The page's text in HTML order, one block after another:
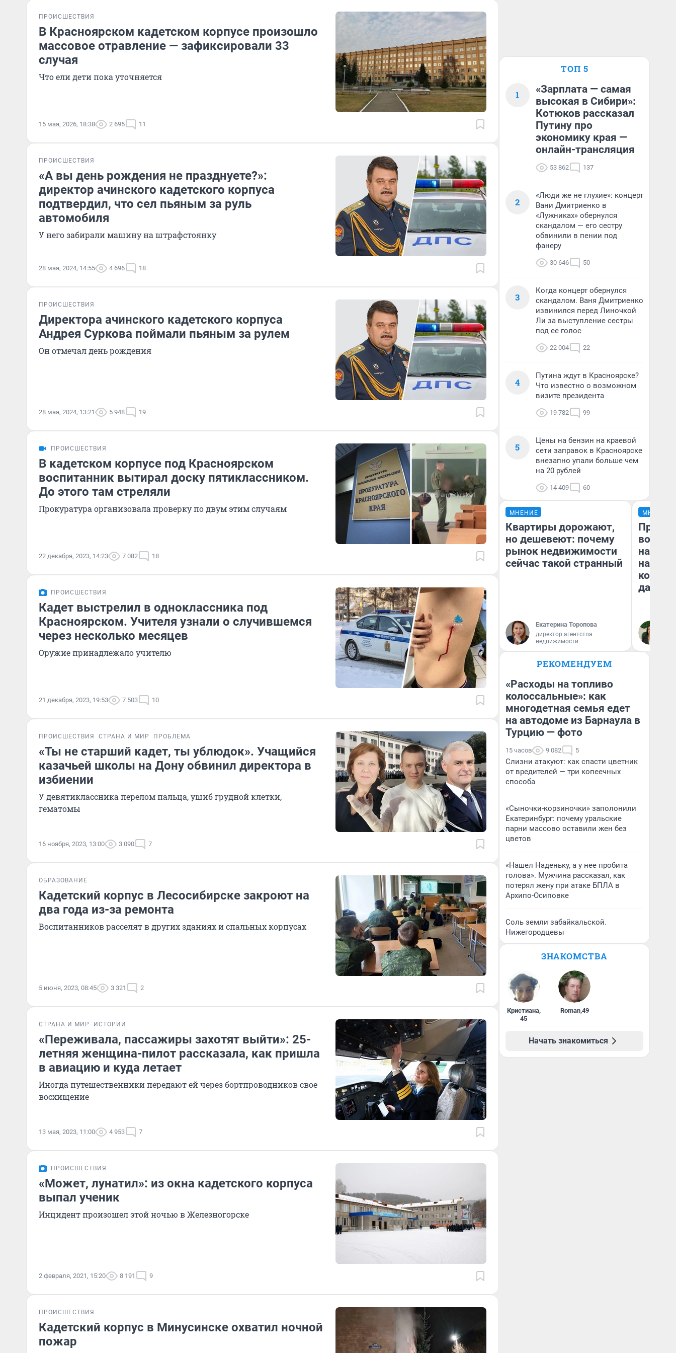
ПРОИСШЕСТВИЯ
В Красноярском кадетском корпусе произошло
массовое отравление — зафиксировали 33
случая
Что ели дети пока уточняется
15 мая, 2026, 18:38 2 695 11
ПРОИСШЕСТВИЯ
«А вы день рождения не празднуете?»:
директор ачинского кадетского корпуса
подтвердил, что сел пьяным за руль
автомобиля
У него забирали машину на штрафстоянку
28 мая, 2024, 14:55 4 696 18
ПРОИСШЕСТВИЯ
Директора ачинского кадетского корпуса
Андрея Суркова поймали пьяным за рулем
Он отмечал день рождения
28 мая, 2024, 13:21 5 948 19
ПРОИСШЕСТВИЯ
В кадетском корпусе под Красноярском
воспитанник вытирал доску пятиклассником.
До этого там стреляли
Прокуратура организовала проверку по двум этим случаям
22 декабря, 2023, 14:23 7 082 18
ПРОИСШЕСТВИЯ
Кадет выстрелил в одноклассника под
Красноярском. Учителя узнали о случившемся
через несколько месяцев
Оружие принадлежало учителю
21 декабря, 2023, 19:53 7 503 10
ПРОИСШЕСТВИЯ СТРАНА И МИР ПРОБЛЕМА
«Ты не старший кадет, ты ублюдок». Учащийся
казачьей школы на Дону обвинил директора в
избиении
У девятиклассника перелом пальца, ушиб грудной клетки,
гематомы
16 ноября, 2023, 13:00 3 090 7
ОБРАЗОВАНИЕ
Кадетский корпус в Лесосибирске закроют на
два года из-за ремонта
Воспитанников расселят в других зданиях и спальных корпусах
5 июня, 2023, 08:45 3 321 2
СТРАНА И МИР ИСТОРИИ
«Переживала, пассажиры захотят выйти»: 25-
летняя женщина-пилот рассказала, как пришла
в авиацию и куда летает
Иногда путешественники передают ей через бортпроводников свое
восхищение
13 мая, 2023, 11:00 4 953 7
ПРОИСШЕСТВИЯ
«Может, лунатил»: из окна кадетского корпуса
выпал ученик
Инцидент произошел этой ночью в Железногорске
2 февраля, 2021, 15:20 8 191 9
ПРОИСШЕСТВИЯ
Кадетский корпус в Минусинске охватил ночной
пожар
ТОП 5
1
«Зарплата — самая
высокая в Сибири»:
Котюков рассказал
Путину про
экономику края —
онлайн-трансляция
53 862 137
2
«Люди же не глухие»: концерт
Вани Дмитриенко в
«Лужниках» обернулся
скандалом — его сестру
обвинили в пении под
фанеру
30 646 50
3
Когда концерт обернулся
скандалом. Ваня Дмитриенко
извинился перед Линочкой
Ли за выступление сестры
под ее голос
22 004 22
4
Путина ждут в Красноярске?
Что известно о возможном
визите президента
19 782 99
5
Цены на бензин на краевой
сети заправок в Красноярске
внезапно упали больше чем
на 20 рублей
14 409 60
МНЕНИЕ
Квартиры дорожают,
но дешевеют: почему
рынок недвижимости
сейчас такой странный
Екатерина Торопова
директор агентства
недвижимости
МНЕНИЕ
нам
даже
РЕКОМЕНДУЕМ
«Расходы на топливо
колоссальные»: как
многодетная семья едет
на автодоме из Барнаула в
Турцию — фото
15 часов 9 082 5
Слизни атакуют: как спасти цветник
от вредителей — три копеечных
способа
«Сыночки-корзиночки» заполонили
Екатеринбург: почему уральские
парни массово оставили жен без
цветов
«Нашел Наденьку, а у нее пробита
голова». Мужчина рассказал, как
потерял жену при атаке БПЛА в
Архипо-Осиповке
Соль земли забайкальской.
Нижегородцевы
ЗНАКОМСТВА
Кристиана,
45
Roman,49
Начать знакомиться